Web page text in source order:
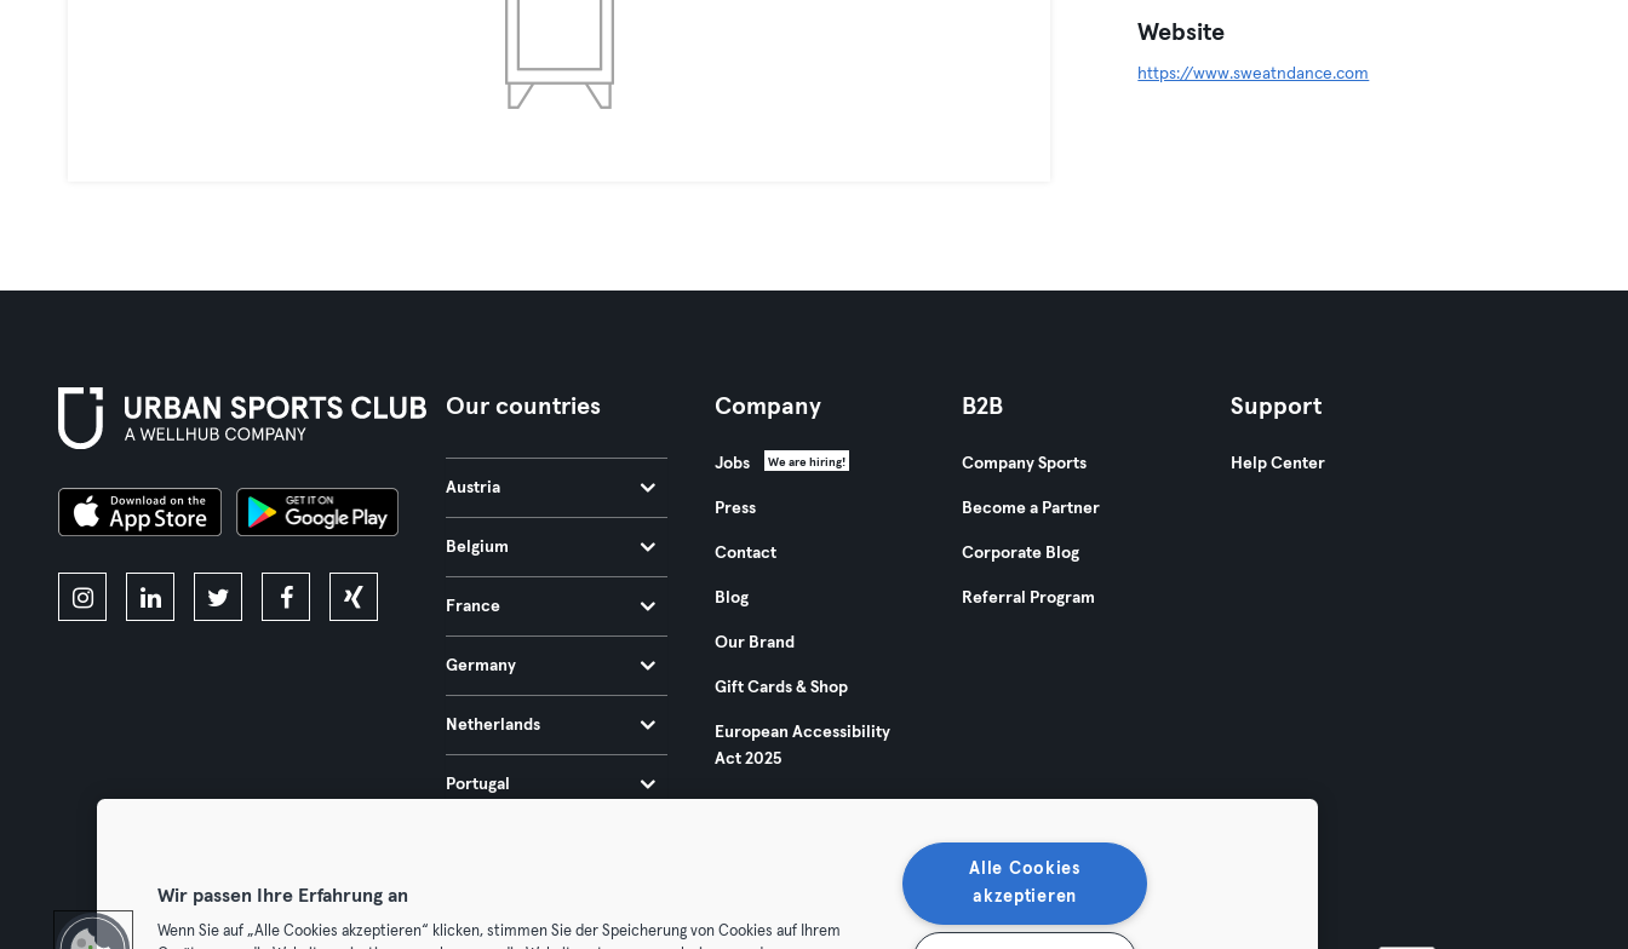
Website
https://www.sweatndance.com
Our countries
Austria
Belgium
France
Germany
Netherlands
Portugal
Company
Jobs We are hiring!
Press
Contact
Blog
Our Brand
Gift Cards & Shop
European Accessibility
Act 2025
B2B
Company Sports
Become a Partner
Corporate Blog
Referral Program
Support
Help Center
Wir passen Ihre Erfahrung an
Wenn Sie auf „Alle Cookies akzeptieren“ klicken, stimmen Sie der Speicherung von Cookies auf Ihrem
Alle Cookies
akzeptieren